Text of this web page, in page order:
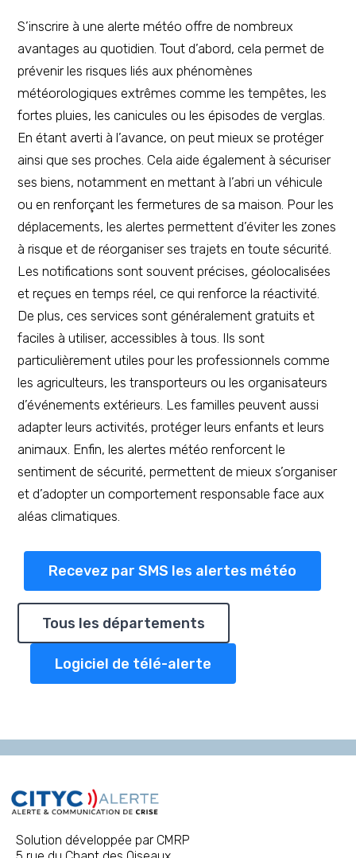
S’inscrire à une alerte météo offre de nombreux
avantages au quotidien. Tout d’abord, cela permet de
prévenir les risques liés aux phénomènes
météorologiques extrêmes comme les tempêtes, les
fortes pluies, les canicules ou les épisodes de verglas.
En étant averti à l’avance, on peut mieux se protéger
ainsi que ses proches. Cela aide également à sécuriser
ses biens, notamment en mettant à l’abri un véhicule
ou en renforçant les fermetures de sa maison. Pour les
déplacements, les alertes permettent d’éviter les zones
à risque et de réorganiser ses trajets en toute sécurité.
Les notifications sont souvent précises, géolocalisées
et reçues en temps réel, ce qui renforce la réactivité.
De plus, ces services sont généralement gratuits et
faciles à utiliser, accessibles à tous. Ils sont
particulièrement utiles pour les professionnels comme
les agriculteurs, les transporteurs ou les organisateurs
d’événements extérieurs. Les familles peuvent aussi
adapter leurs activités, protéger leurs enfants et leurs
animaux. Enfin, les alertes météo renforcent le
sentiment de sécurité, permettent de mieux s’organiser
et d’adopter un comportement responsable face aux
aléas climatiques.
Recevez par SMS les alertes météo
Tous les départements
Logiciel de télé-alerte
Solution développée par CMRP